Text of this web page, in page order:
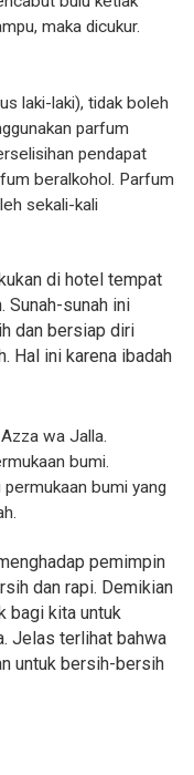
maka dicukur.
laki-laki), tidak boleh
parfum
pendapat
beralkohol. Parfum
sekali-kali
di hotel tempat
Sunah-sunah ini
dan bersiap diri
Hal ini karena ibadah
wa Jalla.
bumi.
bumi yang
pemimpin
dan rapi. Demikian
bagi kita untuk
Jelas terlihat bahwa
untuk bersih-bersih